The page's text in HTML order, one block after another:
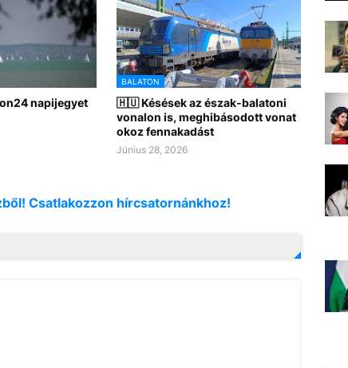
napijegyet
BALATON
🇭🇺 Késések az észak-balatoni
vonalon is, meghibásodott vonat
okoz fennakadást
Június 28, 2026
Csatlakozzon hírcsatornánkhoz!